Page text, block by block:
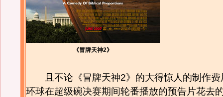
《冒牌天神2》
且不论《冒牌天神2》的大得惊人的制作费
环球在超级碗决赛期间轮番播放的预告片花去